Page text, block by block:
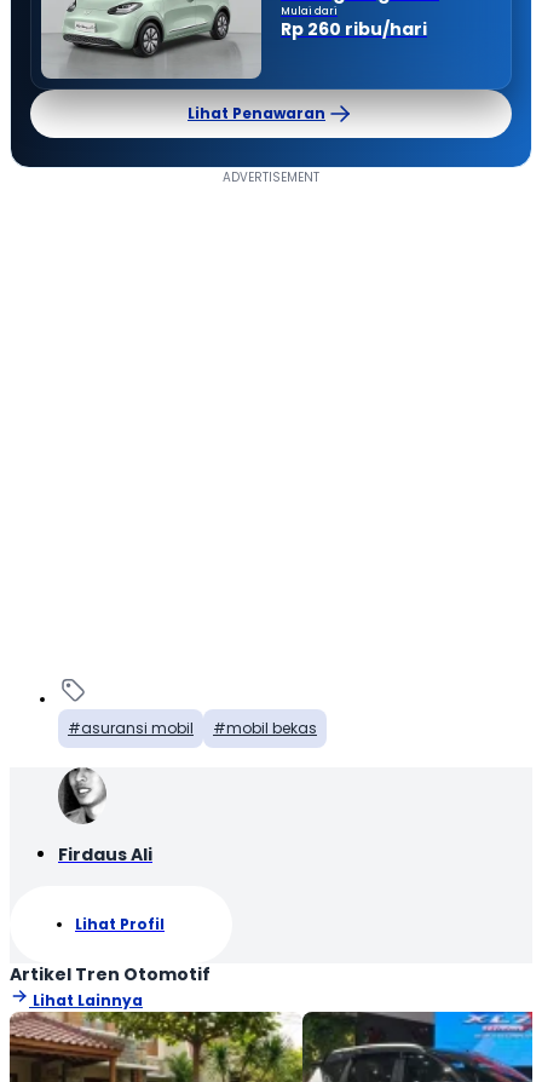
Mulai dari
Rp 260 ribu/hari
Lihat Penawaran
asuransi mobil mobil bekas
Firdaus Ali
Lihat Profil
Artikel Tren Otomotif
Lihat Lainnya